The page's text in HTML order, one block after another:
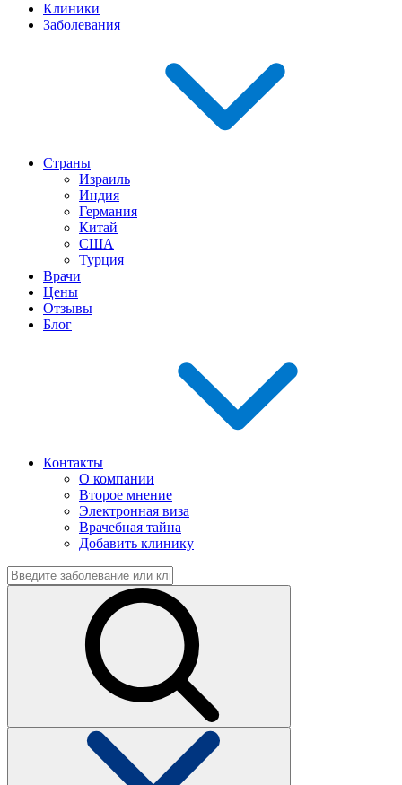
Клиники
Заболевания
Страны
Израиль
Индия
Германия
Китай
США
Турция
Врачи
Цены
Отзывы
Блог
Контакты
О компании
Второе мнение
Электронная виза
Врачебная тайна
Добавить клинику